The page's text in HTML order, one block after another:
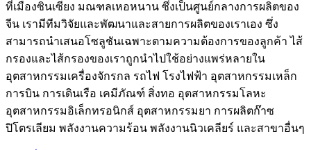
ที่เมืองซินเซียง มณฑลเหอหนาน ซึ่งเป็นศูนย์กลางการผลิตของ
จีน เรามีทีมวิจัยและพัฒนาและสายการผลิตของเราเอง ซึ่ง
สามารถนำเสนอโซลูชันเฉพาะตามความต้องการของลูกค้า ไส้
กรองและไส้กรองของเราถูกนำไปใช้อย่างแพร่หลายใน
อุตสาหกรรมเครื่องจักรกล รถไฟ โรงไฟฟ้า อุตสาหกรรมเหล็ก
การบิน การเดินเรือ เคมีภัณฑ์ สิ่งทอ อุตสาหกรรมโลหะ
อุตสาหกรรมอิเล็กทรอนิกส์ อุตสาหกรรมยา การผลิตก๊าซ
ปิโตรเลียม พลังงานความร้อน พลังงานนิวเคลียร์ และสาขาอื่นๆ